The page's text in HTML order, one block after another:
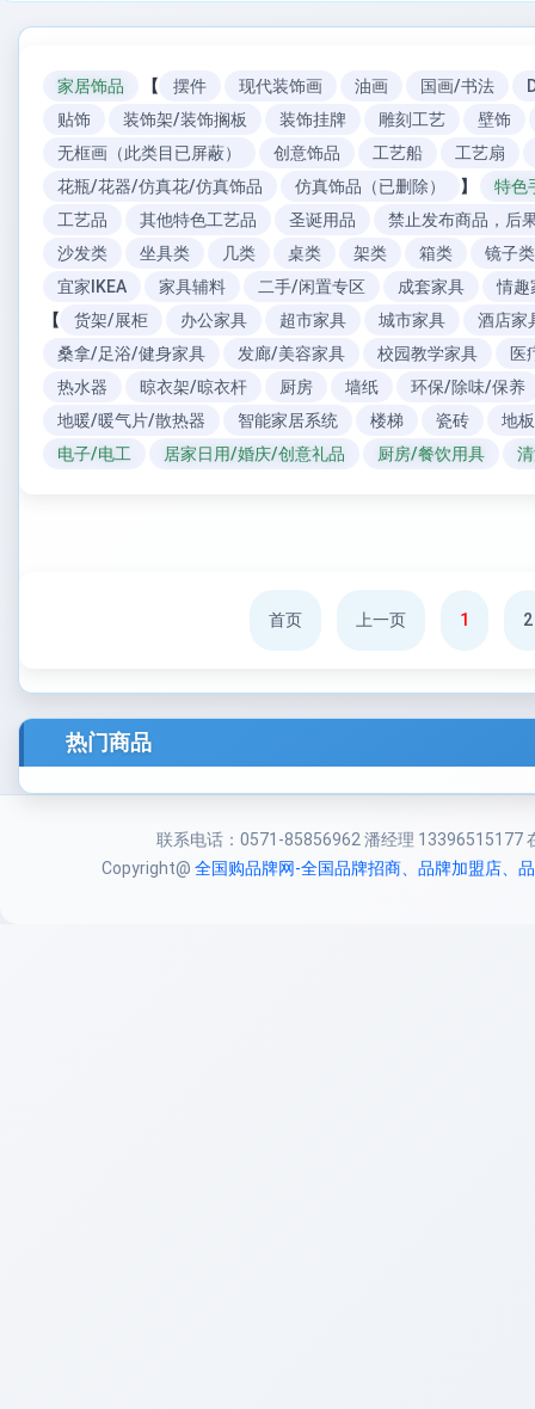
家居饰品 【 摆件 现代装饰画 油画 国画/书法
贴饰
装饰架/装饰搁板 装饰挂牌 雕刻工艺
壁饰
无框画（此类目已屏蔽）
创意饰品 工艺船
工艺扇
花瓶/花器/仿真花/仿真饰品
仿真饰品（已删除） 】
特色
工艺品
其他特色工艺品 圣诞用品
禁止发布商品，后
沙发类
坐具类 几类 桌类 架类 箱类
镜子类
宜家IKEA
家具辅料 二手/闲置专区 成套家具
情趣
【
货架/展柜 办公家具 超市家具 城市家具
酒店家
桑拿/足浴/健身家具
发廊/美容家具 校园教学家具
医
热水器
晾衣架/晾衣杆 厨房 墙纸
环保/除味/保养
地暖/暖气片/散热器
智能家居系统 楼梯 瓷砖
地板
电子/电工
居家日用/婚庆/创意礼品 厨房/餐饮用具
首页 上一页 1 2
热门商品
联系电话：0571-85856962 潘经理 13396515177
Copyright@ 全国购品牌网-全国品牌招商、品牌加盟店、